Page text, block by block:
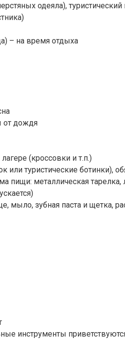
одеяла), туристический
– на время отдыха
от дождя
(кроссовки и т.п.)
или туристические ботинки),
пищи: металлическая
мыло, зубная паста и щетка,
инструменты